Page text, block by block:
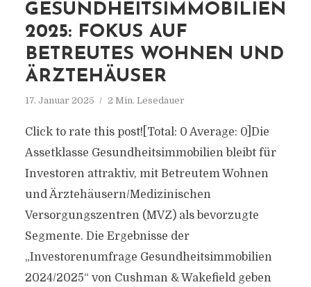
GESUNDHEITSIMMOBILIEN
2025: FOKUS AUF
BETREUTES WOHNEN UND
ÄRZTEHÄUSER
17. Januar 2025 2 Min. Lesedauer
Click to rate this post![Total: 0 Average: 0]Die
Assetklasse Gesundheitsimmobilien bleibt für
Investoren attraktiv, mit Betreutem Wohnen
und Ärztehäusern/Medizinischen
Versorgungszentren (MVZ) als bevorzugte
Segmente. Die Ergebnisse der
„Investorenumfrage Gesundheitsimmobilien
2024/2025“ von Cushman & Wakefield geben